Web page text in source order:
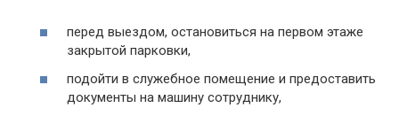
перед выездом, остановиться на первом этаже
закрытой парковки,
подойти в служебное помещение и предоставить
документы на машину сотруднику,